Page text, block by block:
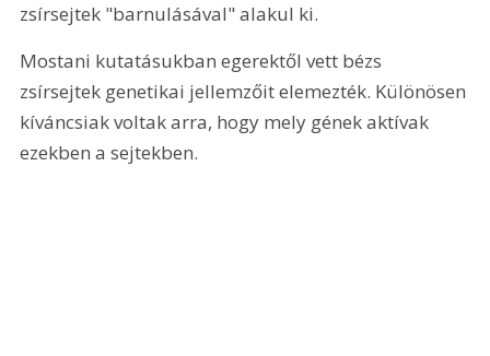
zsírsejtek "barnulásával" alakul ki.
Mostani kutatásukban egerektől vett bézs
zsírsejtek genetikai jellemzőit elemezték. Különösen
kíváncsiak voltak arra, hogy mely gének aktívak
ezekben a sejtekben.